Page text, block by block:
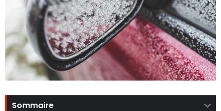
Sommaire